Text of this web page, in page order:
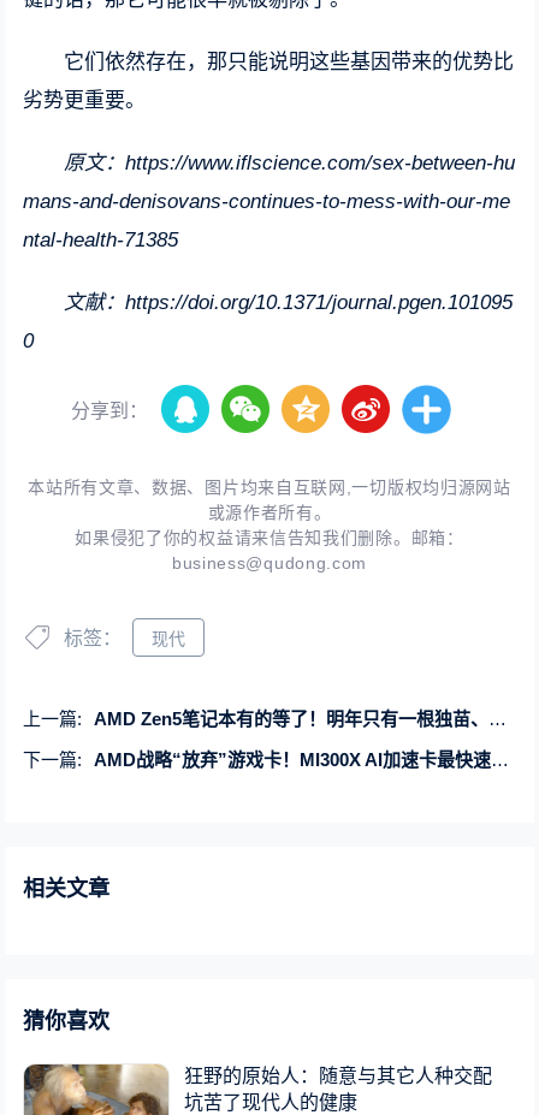
它们依然存在，那只能说明这些基因带来的优势比
劣势更重要。
原文：https://www.iflscience.com/sex-between-hu
mans-and-denisovans-continues-to-mess-with-our-me
ntal-health-71385
文献：https://doi.org/10.1371/journal.pgen.101095
0
分享到：
本站所有文章、数据、图片均来自互联网,一切版权均归源网站
或源作者所有。
如果侵犯了你的权益请来信告知我们删除。邮箱：
business@qudong.com
标签： 现代
上一篇:
AMD Zen5笔记本有的等了！明年只有一根独苗、2025年爆发
下一篇:
AMD战略“放弃”游戏卡！MI300X AI加速卡最快速度赚到1亿美元
相关文章
猜你喜欢
狂野的原始人：随意与其它人种交配
坑苦了现代人的健康